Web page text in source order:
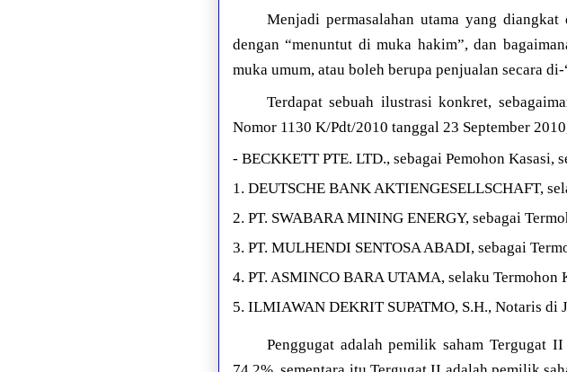
Menjadi permasalahan utama yang
dengan “menuntut di muka hakim”, dan
muka umum, atau boleh berupa penjualan secara di-
Terdapat sebuah ilustrasi konkret,
Nomor 1130 K/Pdt/2010 tanggal 23 September
- BECKKETT PTE. LTD., sebagai Pemohon Kasasi,
1. DEUTSCHE BANK AKTIENGESELLSCHAFT,
2. PT. SWABARA MINING ENERGY, sebagai
3. PT. MULHENDI SENTOSA ABADI, sebagai
4. PT. ASMINCO BARA UTAMA, selaku Termohon
5. ILMIAWAN DEKRIT SUPATMO, S.H., Notaris di
Penggugat adalah pemilik saham Tergugat